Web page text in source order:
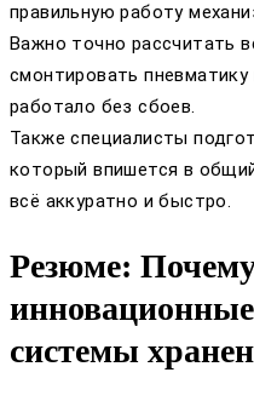
правильную работу
Важно точно рассчитать
смонтировать
работало без сбоев.
Также специалисты
который впишется в
всё аккуратно и быстро.
Резюме:
системы